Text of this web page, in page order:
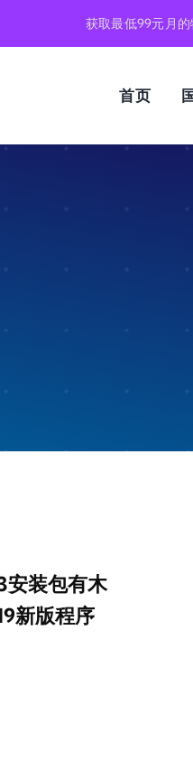
获取最低99元月
首页
安装包有木
新版程序